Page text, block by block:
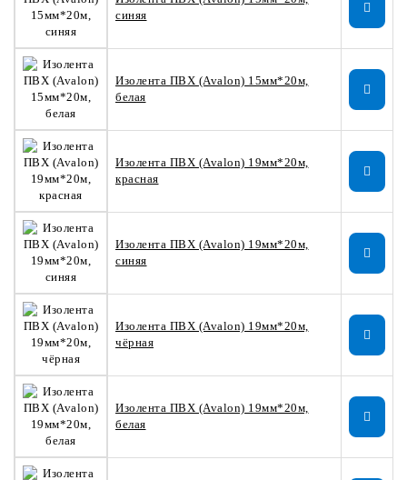
синяя
Изолента ПВХ (Avalon) 15мм*20м,
белая
Изолента ПВХ (Avalon) 19мм*20м,
красная
Изолента ПВХ (Avalon) 19мм*20м,
синяя
Изолента ПВХ (Avalon) 19мм*20м,
чёрная
Изолента ПВХ (Avalon) 19мм*20м,
белая